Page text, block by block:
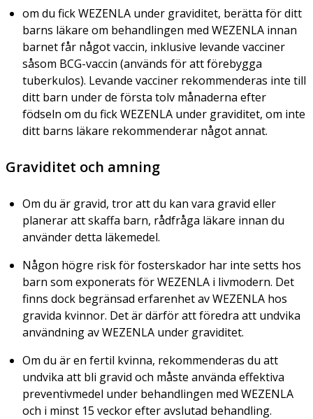
om du fick WEZENLA under graviditet, berätta för ditt
barns läkare om behandlingen med WEZENLA innan
barnet får något vaccin, inklusive levande vacciner
såsom BCG-vaccin (används för att förebygga
tuberkulos). Levande vacciner rekommenderas inte till
ditt barn under de första tolv månaderna efter
födseln om du fick WEZENLA under graviditet, om inte
ditt barns läkare rekommenderar något annat.
Graviditet och amning
Om du är gravid, tror att du kan vara gravid eller
planerar att skaffa barn, rådfråga läkare innan du
använder detta läkemedel.
Någon högre risk för fosterskador har inte setts hos
barn som exponerats för WEZENLA i livmodern. Det
finns dock begränsad erfarenhet av WEZENLA hos
gravida kvinnor. Det är därför att föredra att undvika
användning av WEZENLA under graviditet.
Om du är en fertil kvinna, rekommenderas du att
undvika att bli gravid och måste använda effektiva
preventivmedel under behandlingen med WEZENLA
och i minst 15 veckor efter avslutad behandling.